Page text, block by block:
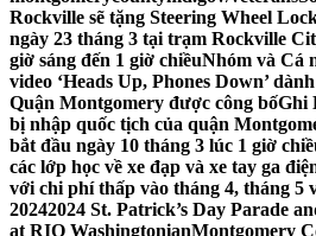
Rockville sẽ tặng Steering Wheel
ngày 23 tháng 3 tại trạm Rockville
giờ sáng đến 1 giờ chiềuNhóm và Cá
video ‘Heads Up, Phones Down’
Quận Montgomery được công bốGhi
bị nhập quốc tịch của quận
bắt đầu ngày 10 tháng 3 lúc 1 giờ
các lớp học về xe đạp và xe tay ga
với chi phí thấp vào tháng 4, tháng 5
20242024 St. Patrick’s Day Parade
at RIO WashingtonianMontgomery